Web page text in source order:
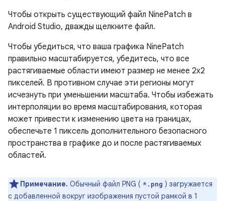
Чтобы открыть существующий файл NinePatch в
Android Studio, дважды щелкните файл.
Чтобы убедиться, что ваша графика NinePatch
правильно масштабируется, убедитесь, что все
растягиваемые области имеют размер не менее 2x2
пикселей. В противном случае эти регионы могут
исчезнуть при уменьшении масштаба. Чтобы избежать
интерполяции во время масштабирования, которая
может привести к изменению цвета на границах,
обеспечьте 1 пиксель дополнительного безопасного
пространства в графике до и после растягиваемых
областей.
Примечание. Обычный файл PNG ( *.png ) загружается
с добавленной вокруг изображения пустой рамкой в ​​1